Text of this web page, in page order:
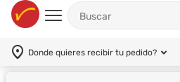
Donde quieres recibir tu pedido?